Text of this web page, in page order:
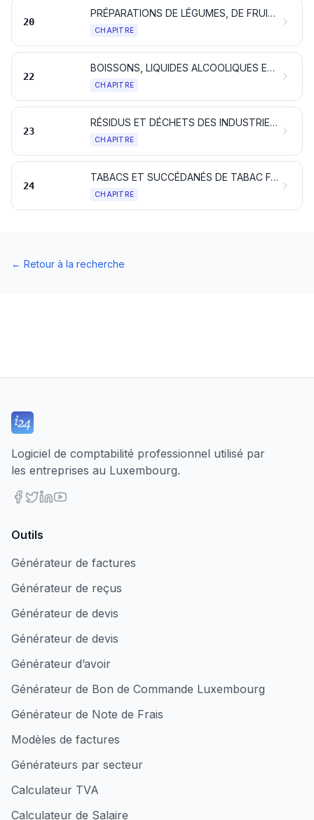
20
PRÉPARATIONS DE LÉGUMES, DE FRUITS OU D'AUTRES PARTIES DE PLANTES
CHAPITRE
22
BOISSONS, LIQUIDES ALCOOLIQUES ET VINAIGRES
CHAPITRE
23
RÉSIDUS ET DÉCHETS DES INDUSTRIES ALIMENTAIRES; ALIMENTS PRÉPARÉS POUR ANIMAUX
CHAPITRE
24
TABACS ET SUCCÉDANÉS DE TABAC FABRIQUÉS; PRODUITS, CONTENANT OU NON DE LA NICOTINE, DESTINÉS A UNE INHALATION SANS COMBUSTION; AUTRES PRODUITS CONTENANT DE LA NICOTINE DESTINÉS A L’ABSORPTION DE LA NICOTINE DANS LE CORPS HUMAIN
CHAPITRE
← Retour à la recherche
Logiciel de comptabilité professionnel utilisé par
les entreprises au Luxembourg.
Outils
Générateur de factures
Générateur de reçus
Générateur de devis
Générateur de devis
Générateur d’avoir
Générateur de Bon de Commande Luxembourg
Générateur de Note de Frais
Modèles de factures
Générateurs par secteur
Calculateur TVA
Calculateur de Salaire